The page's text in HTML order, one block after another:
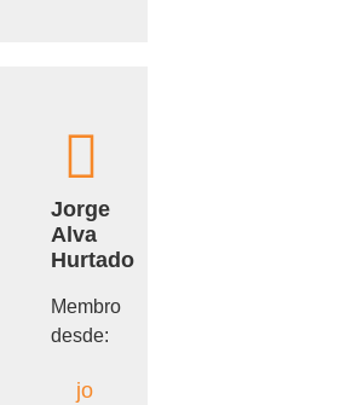
Jorge
Alva
Hurtado
Membro
desde:
jo